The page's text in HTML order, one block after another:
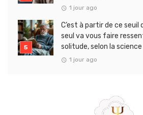
1 jour ago
C’est à partir de ce seuil
seul va vous faire
solitude, selon la science
1 jour ago